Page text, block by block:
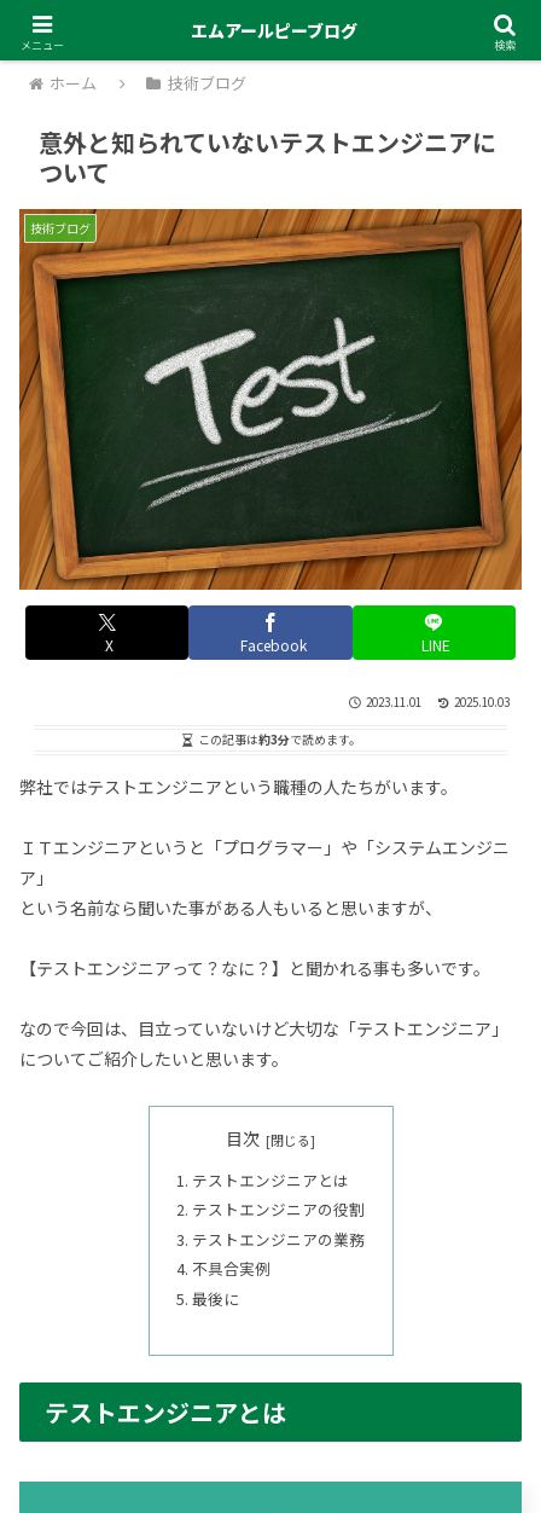
ホーム 技術ブログ
意外と知られていないテストエンジニアに
ついて
技術ブログ
X Facebook LINE
2023.11.01 2025.10.03
この記事は約3分で読めます。
弊社ではテストエンジニアという職種の人たちがいます。
ＩＴエンジニアというと「プログラマー」や「システムエンジニ
ア」
という名前なら聞いた事がある人もいると思いますが、
【テストエンジニアって？なに？】と聞かれる事も多いです。
なので今回は、目立っていないけど大切な「テストエンジニア」
についてご紹介したいと思います。
目次
テストエンジニアとは
テストエンジニアの役割
テストエンジニアの業務
不具合実例
最後に
テストエンジニアとは
メニュー
エムアールピーブログ
検索